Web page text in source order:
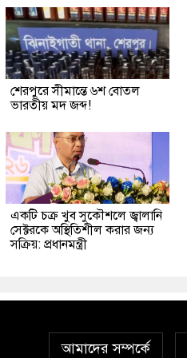
শেরপুরে সীমান্তে ৬শ বোতল
ভারতীয় মদ জব্দ!
একটি চক্র খুব সুকৌশলে জ্বালানি
সেক্টরকে অস্থিতিশীল করার জন্য
সক্রিয়: প্রধানমন্ত্রী
আমাদের সম্পর্কে